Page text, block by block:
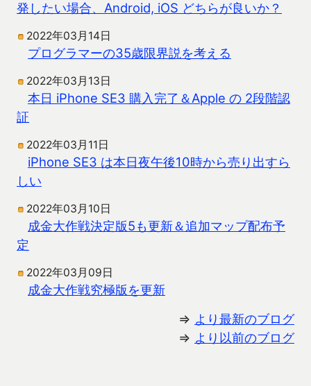
発したい場合、Android, iOS どちらが良いか？
2022年03月14日
プログラマーの35歳限界説を考える
2022年03月13日
本日 iPhone SE3 購入完了＆Apple の 2段階認
証
2022年03月11日
iPhone SE3 は本日夜午後10時から売り出すら
しい
2022年03月10日
成金大作戦決定版5も更新＆追加マップ配布予
定
2022年03月09日
成金大作戦究極版を更新
⇒ より最新のブログ
⇒ より以前のブログ